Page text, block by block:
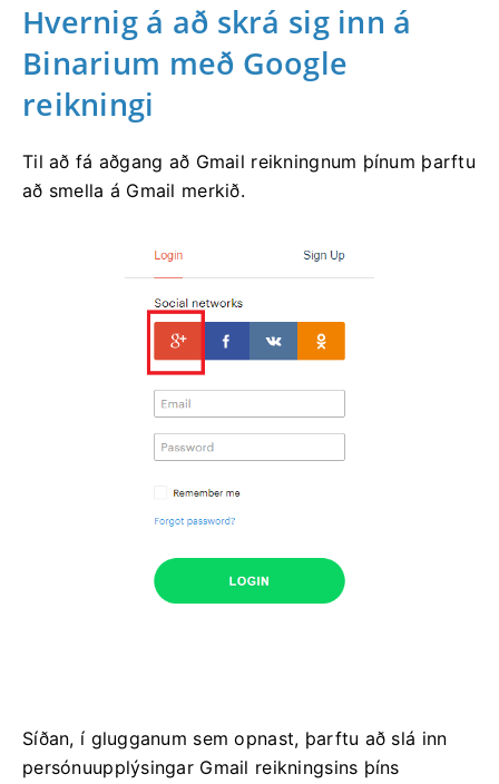
Hvernig á að skrá sig inn á
Binarium með Google
reikningi
Til að fá aðgang að Gmail reikningnum þínum þarftu
að smella á Gmail merkið.
Síðan, í glugganum sem opnast, þarftu að slá inn
persónuupplýsingar Gmail reikningsins þíns